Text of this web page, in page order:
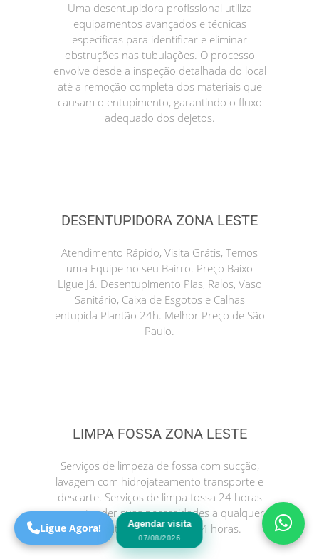
Uma desentupidora profissional utiliza
equipamentos avançados e técnicas
específicas para identificar e eliminar
obstruções nas tubulações. O processo
envolve desde a inspeção detalhada do local
até a remoção completa dos materiais que
causam o entupimento, garantindo o fluxo
adequado dos dejetos.
DESENTUPIDORA ZONA LESTE
Atendimento Rápido, Visita Grátis, Temos
uma Equipe no seu Bairro. Preço Baixo
Ligue Já. Desentupimento Pias, Ralos, Vaso
Sanitário, Caixa de Esgotos e Calhas
entupida Plantão 24h. Melhor Preço de São
Paulo.
LIMPA FOSSA ZONA LESTE
Serviços de limpeza de fossa com sucção,
lavagem com hidrojateamento transporte e
descarte. Serviços de limpa fossa 24 horas
para atender suas necessidades a qualquer
momento. Atendimento 24 horas.
Agendar visita
07/08/2026
Online
Online
Ligue Agora!